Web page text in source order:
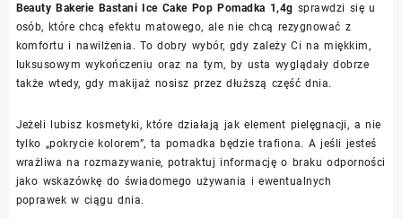
Beauty Bakerie Bastani Ice Cake Pop Pomadka 1,4g sprawdzi się u
osób, które chcą efektu matowego, ale nie chcą rezygnować z
komfortu i nawilżenia. To dobry wybór, gdy zależy Ci na miękkim,
luksusowym wykończeniu oraz na tym, by usta wyglądały dobrze
także wtedy, gdy makijaż nosisz przez dłuższą część dnia.
Jeżeli lubisz kosmetyki, które działają jak element pielęgnacji, a nie
tylko „pokrycie kolorem”, ta pomadka będzie trafiona. A jeśli jesteś
wrażliwa na rozmazywanie, potraktuj informację o braku odporności
jako wskazówkę do świadomego używania i ewentualnych
poprawek w ciągu dnia.